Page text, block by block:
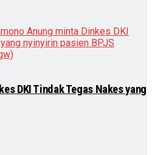
DKI Tindak Tegas Nakes yang